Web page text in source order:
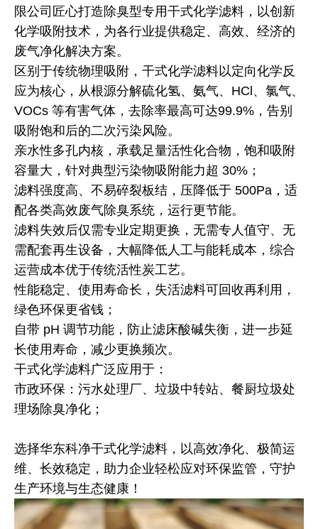
限公司 匠心打造 除臭型专用干式化学滤料，以创新
化学吸附技术，为各行业提供稳定、高效、经济的
废气净化解决方案。
区别于传统物理吸附，干式化学滤料以定向化学反
应为核心，从根源分解硫化氢、氨气、HCl、氯气、
VOCs 等有害气体，去除率最高可达99.9%，告别
吸附饱和后的二次污染风险。
亲水性多孔内核，承载足量活性化合物，饱和吸附
容量大，针对典型污染物吸附能力超 30%；
滤料强度高、不易碎裂板结，压降低于 500Pa，适
配各类高效废气除臭系统，运行更节能。
滤料失效后仅需专业定期更换，无需专人值守、无
需配套再生设备，大幅降低人工与能耗成本，综合
运营成本优于传统活性炭工艺。
性能稳定、使用寿命长，失活滤料可回收再利用，
绿色环保更省钱；
自带 pH 调节功能，防止滤床酸碱失衡，进一步延
长使用寿命，减少更换频次。
干式化学滤料广泛应用于：
市政环保：污水处理厂、垃圾中转站、餐厨垃圾处
理场除臭净化；
选择华东科净干式化学滤料，以高效净化、极简运
维、长效稳定，助力企业轻松应对环保监管，守护
生产环境与生态健康！